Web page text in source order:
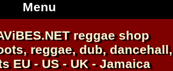
Menu
reggae shop
reggae, dub, dancehall,
EU - US - UK - Jamaica